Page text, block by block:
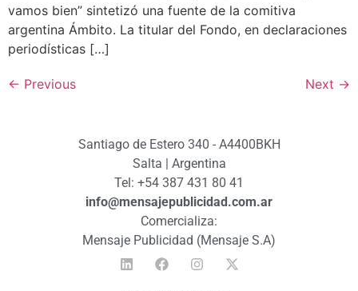
vamos bien” sintetizó una fuente de la comitiva
argentina Ámbito. La titular del Fondo, en declaraciones
periodísticas […]
← Previous Next →
Santiago de Estero 340 - A4400BKH
Salta | Argentina
Tel: +54 387 431 80 41
info@mensajepublicidad.com.ar
Comercializa:
Mensaje Publicidad (Mensaje S.A)